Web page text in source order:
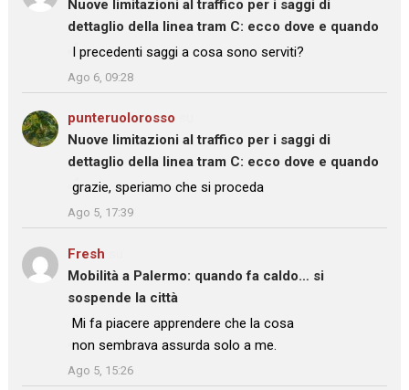
Nuove limitazioni al traffico per i saggi di
dettaglio della linea tram C: ecco dove e quando
: “I precedenti saggi a cosa sono serviti?
Ago 6, 09:28
punteruolorosso
Nuove limitazioni al traffico per i saggi di
dettaglio della linea tram C: ecco dove e quando
: “
grazie, speriamo che si proceda
”
Ago 5, 17:39
Fresh
Mobilità a Palermo: quando fa caldo… si
sospende la città
: “
Mi fa piacere apprendere che la cosa
non sembrava assurda solo a me.
”
Ago 5, 15:26